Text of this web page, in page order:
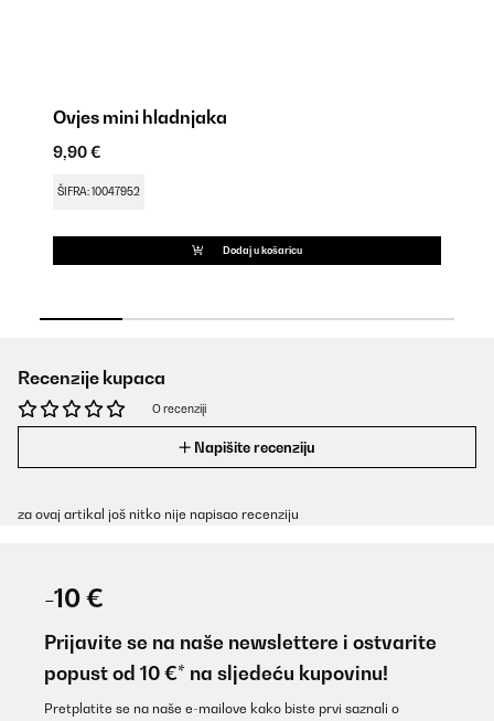
Ovjes mini hladnjaka
9,90 €
ŠIFRA: 10047952
Dodaj u košaricu
Recenzije kupaca
O recenziji
Napišite recenziju
za ovaj artikal još nitko nije napisao recenziju
-10 €
Prijavite se na naše newslettere i ostvarite
popust od 10 €* na sljedeću kupovinu!
Pretplatite se na naše e-mailove kako biste prvi saznali o